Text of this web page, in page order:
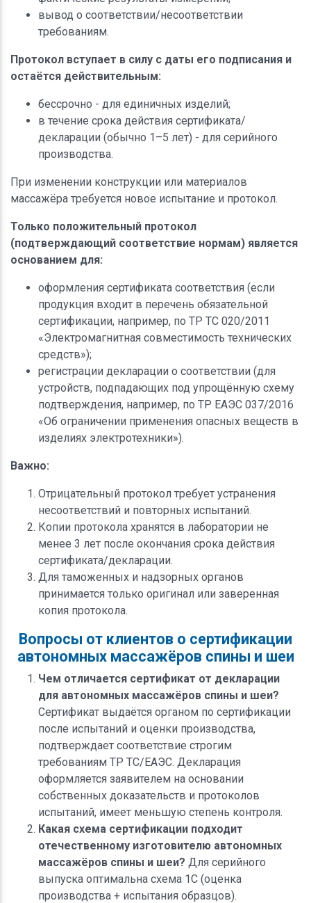
вывод о соответствии/несоответствии
требованиям.
Протокол вступает в силу с даты его подписания и
остаётся действительным:
бессрочно - для единичных изделий;
в течение срока действия сертификата/
декларации (обычно 1–5 лет) - для серийного
производства.
При изменении конструкции или материалов
массажёра требуется новое испытание и протокол.
Только положительный протокол
(подтверждающий соответствие нормам) является
основанием для:
оформления сертификата соответствия (если
продукция входит в перечень обязательной
сертификации, например, по ТР ТС 020/2011
«Электромагнитная совместимость технических
средств»);
регистрации декларации о соответствии (для
устройств, подпадающих под упрощённую схему
подтверждения, например, по ТР ЕАЭС 037/2016
«Об ограничении применения опасных веществ в
изделиях электротехники»).
Важно:
Отрицательный протокол требует устранения
несоответствий и повторных испытаний.
Копии протокола хранятся в лаборатории не
менее 3 лет после окончания срока действия
сертификата/декларации.
Для таможенных и надзорных органов
принимается только оригинал или заверенная
копия протокола.
Вопросы от клиентов о сертификации
автономных массажёров спины и шеи
Чем отличается сертификат от декларации
для автономных массажёров спины и шеи?
Сертификат выдаётся органом по сертификации
после испытаний и оценки производства,
подтверждает соответствие строгим
требованиям ТР ТС/ЕАЭС. Декларация
оформляется заявителем на основании
собственных доказательств и протоколов
испытаний, имеет меньшую степень контроля.
Какая схема сертификации подходит
отечественному изготовителю автономных
массажёров спины и шеи? Для серийного
выпуска оптимальна схема 1С (оценка
производства + испытания образцов).